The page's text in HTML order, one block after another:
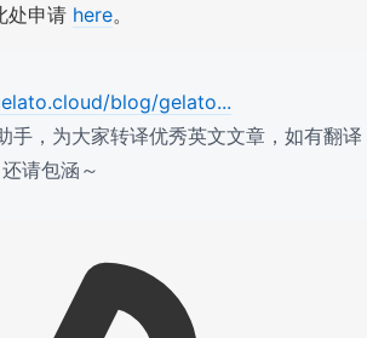
处申请 here。
blog/gelato...
手，为大家转译优秀英文文章，如有翻译
请包涵～